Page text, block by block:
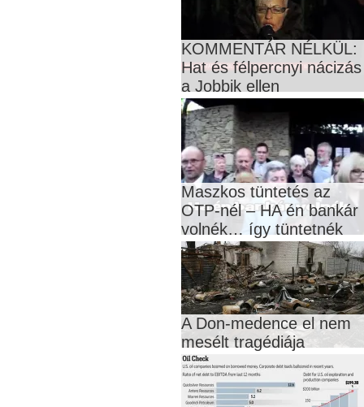
KOMMENTÁR NÉLKÜL:
Hat és félpercnyi nácizás
a Jobbik ellen
Maszkos tüntetés az
OTP-nél – HA én bankár
volnék… így tüntetnék
A Don-medence el nem
mesélt tragédiája